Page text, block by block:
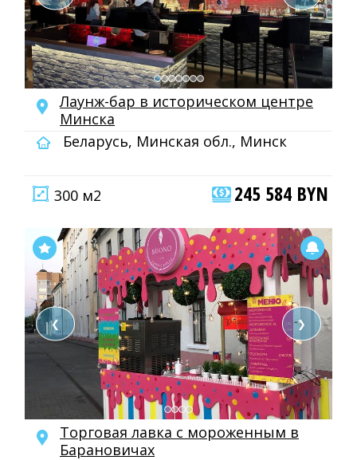
Лаунж-бар в историческом центре
Минска
Беларусь, Минская обл., Минск
300 м2 245 584 BYN
❮ ❯
Торговая лавка с мороженным в
Барановичах